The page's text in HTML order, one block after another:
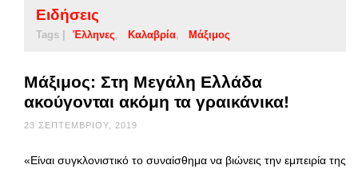
Ειδήσεις
Tags | Έλληνες Καλαβρία Μάξιμος
Μάξιμος: Στη Μεγάλη Ελλάδα
ακούγονται ακόμη τα γραικάνικα!
23 ΣΕΠΤΕΜΒΡΊΟΥ, 2019
«Είναι συγκλονιστικό το συναίσθημα να βιώνεις την εμπειρία της